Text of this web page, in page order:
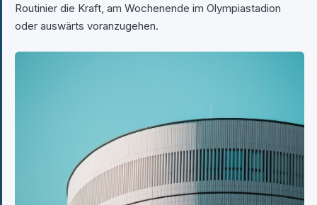
Routinier die Kraft, am Wochenende im Olympiastadion
oder auswärts voranzugehen.